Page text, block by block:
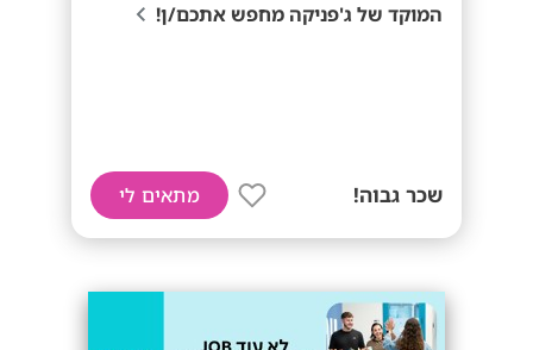
המוקד של ג'פניקה מחפש אתכם/ן!
שכר גבוה! מתאים לי